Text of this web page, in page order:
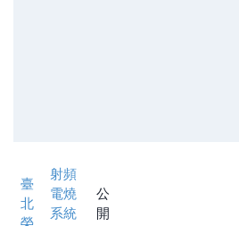
臺
北
射頻
電燒
系統
公
開